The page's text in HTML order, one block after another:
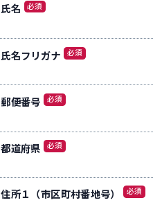
氏名 必須
氏名フリガナ 必須
郵便番号 必須
都道府県 必須
住所１（市区町村番地号） 必須